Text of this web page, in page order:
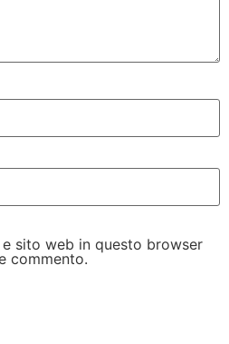
sito web in questo browser
commento.